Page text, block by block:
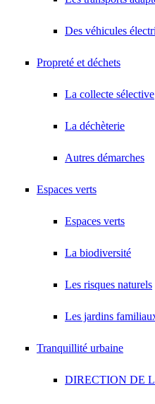
Des véhicules
Propreté et déchets
La collecte sélective
La déchèterie
Autres démarches
Espaces verts
Espaces verts
La biodiversité
Les risques naturels
Les jardins
Tranquillité urbaine
DIRECTION DE